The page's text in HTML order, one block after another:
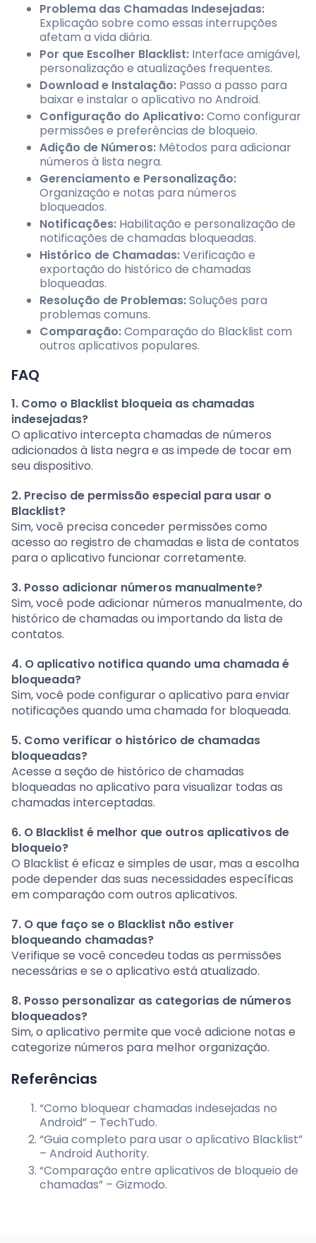
Problema das Chamadas Indesejadas:
Explicação sobre como essas interrupções
afetam a vida diária.
Por que Escolher Blacklist: Interface amigável,
personalização e atualizações frequentes.
Download e Instalação: Passo a passo para
baixar e instalar o aplicativo no Android.
Configuração do Aplicativo:Como configurar
permissões e preferências de bloqueio.
Adição de Números: Métodos para adicionar
números à lista negra.
Gerenciamento e Personalização:
Organização e notas para números
bloqueados.
Notificações: Habilitação e personalização de
notificações de chamadas bloqueadas.
Histórico de Chamadas:Verificação e
exportação do histórico de chamadas
bloqueadas.
Resolução de Problemas:Soluções para
problemas comuns.
Comparação:Comparação do Blacklist com
outros aplicativos populares.
FAQ
1. Como o Blacklist bloqueia as chamadas
indesejadas?
O aplicativo intercepta chamadas de números
adicionados à lista negra e as impede de tocar em
seu dispositivo.
2. Preciso de permissão especial para usar o
Blacklist?
Sim, você precisa conceder permissões como
acesso ao registro de chamadas e lista de contatos
para o aplicativo funcionar corretamente.
3. Posso adicionar números manualmente?
Sim, você pode adicionar números manualmente, do
histórico de chamadas ou importando da lista de
contatos.
4. O aplicativo notifica quando uma chamada é
bloqueada?
Sim, você pode configurar o aplicativo para enviar
notificações quando uma chamada for bloqueada.
5. Como verificar o histórico de chamadas
bloqueadas?
Acesse a seção de histórico de chamadas
bloqueadas no aplicativo para visualizar todas as
chamadas interceptadas.
6. O Blacklist é melhor que outros aplicativos de
bloqueio?
O Blacklist é eficaz e simples de usar, mas a escolha
pode depender das suas necessidades específicas
em comparação com outros aplicativos.
7. O que faço se o Blacklist não estiver
bloqueando chamadas?
Verifique se você concedeu todas as permissões
necessárias e se o aplicativo está atualizado.
8. Posso personalizar as categorias de números
bloqueados?
Sim, o aplicativo permite que você adicione notas e
categorize números para melhor organização.
Referências
“Como bloquear chamadas indesejadas no
Android” – TechTudo.
“Guia completo para usar o aplicativo Blacklist”
– Android Authority.
“Comparação entre aplicativos de bloqueio de
chamadas” – Gizmodo.